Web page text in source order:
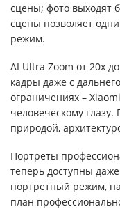
сцены; фото выходят
сцены позволяет
режим.
AI Ultra Zoom от 20x
кадры даже с
ограничениях –
человеческому
природой,
Портреты
теперь доступны
портретный режим,
план